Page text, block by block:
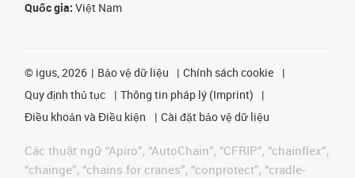
Quốc gia: Việt Nam
© igus, 2026 Bảo vệ dữ liệu
Chính sách cookie
Quy định thủ tục
Thông tin pháp lý (Imprint)
Điều khoản và Điều kiện
Cài đặt bảo vệ dữ liệu
Các thuật ngữ “Apiro”, “AutoChain”, “CFRIP”, “chainflex”,
“chainge”, “chains for cranes”, “conprotect”, “cradle-